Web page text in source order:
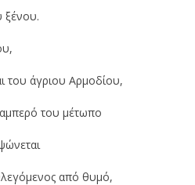
ξένου.
του άγριου Αρμοδίου,
του μέτωπο
από θυμό,